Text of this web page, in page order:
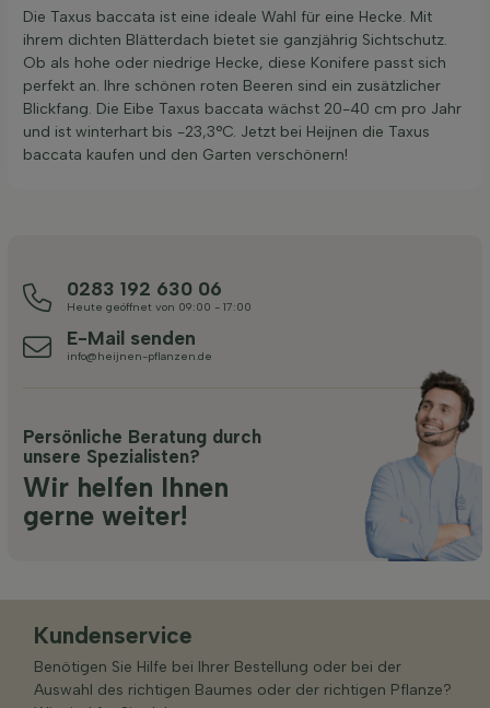
Die Taxus baccata ist eine ideale Wahl für eine Hecke. Mit
ihrem dichten Blätterdach bietet sie ganzjährig Sichtschutz.
Ob als hohe oder niedrige Hecke, diese Konifere passt sich
perfekt an. Ihre schönen roten Beeren sind ein zusätzlicher
Blickfang. Die Eibe Taxus baccata wächst 20-40 cm pro Jahr
und ist winterhart bis -23,3°C. Jetzt bei Heijnen die Taxus
baccata kaufen und den Garten verschönern!
0283 192 630 06
Heute geöffnet von 09:00 - 17:00
E-Mail senden
info@heijnen-pflanzen.de
Persönliche Beratung durch
unsere Spezialisten?
Wir helfen Ihnen
gerne weiter!
Kundenservice
Benötigen Sie Hilfe bei Ihrer Bestellung oder bei der
Auswahl des richtigen Baumes oder der richtigen Pflanze?